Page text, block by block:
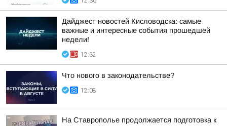
Дайджест новостей Кисловодска: самые
важные и интересные события прошедшей
недели!
12:32
Что нового в законодательстве?
12:08
На Ставрополье продолжается подготовка к